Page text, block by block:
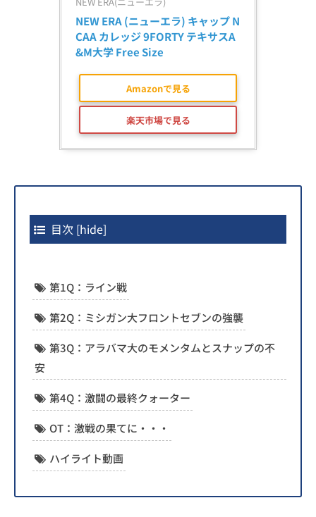
NEW ERA (ニューエラ) キャップ N
CAA カレッジ 9FORTY テキサスA
&M大学 Free Size
Amazonで見る
楽天市場で見る
目次 [hide]
第1Q：ライン戦
第2Q：ミシガン大フロントセブンの強襲
第3Q：アラバマ大のモメンタムとスナップの不
安
第4Q：激闘の最終クォーター
OT：激戦の果てに・・・
ハイライト動画